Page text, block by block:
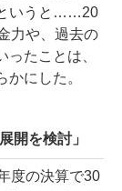
いうと……20
力や、過去の
たことは、
にした。
開を検討」
度の決算で30